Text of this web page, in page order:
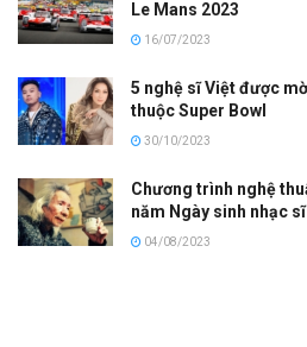
Le Mans 2023
16/07/2023
5 nghệ sĩ Việt được
thuộc Super Bowl
30/10/2023
Chương trình nghệ
năm Ngày sinh nhạc
04/08/2023